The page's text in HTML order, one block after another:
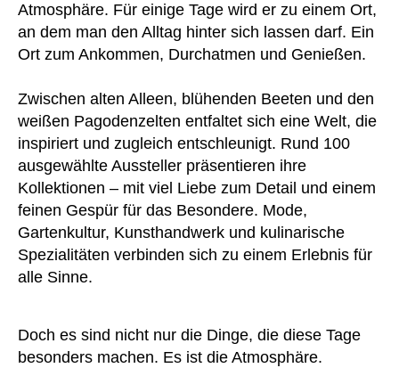
Atmosphäre. Für einige Tage wird er zu einem Ort,
an dem man den Alltag hinter sich lassen darf. Ein
Ort zum Ankommen, Durchatmen und Genießen.
Zwischen alten Alleen, blühenden Beeten und den
weißen Pagodenzelten entfaltet sich eine Welt, die
inspiriert und zugleich entschleunigt. Rund 100
ausgewählte Aussteller präsentieren ihre
Kollektionen – mit viel Liebe zum Detail und einem
feinen Gespür für das Besondere. Mode,
Gartenkultur, Kunsthandwerk und kulinarische
Spezialitäten verbinden sich zu einem Erlebnis für
alle Sinne.
Doch es sind nicht nur die Dinge, die diese Tage
besonders machen. Es ist die Atmosphäre.